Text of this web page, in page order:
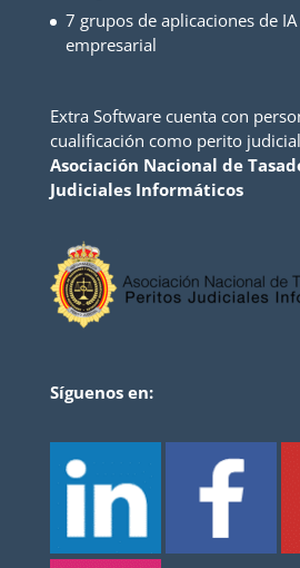
7 grupos de aplicaciones de
empresarial
Extra Software cuenta con
cualificación como perito
Asociación Nacional de
Judiciales Informáticos
Síguenos en: